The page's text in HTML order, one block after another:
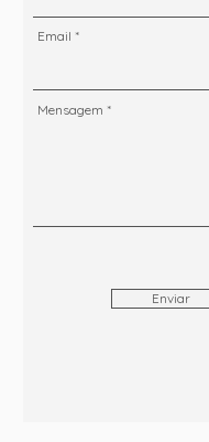
Email
Mensagem
Enviar